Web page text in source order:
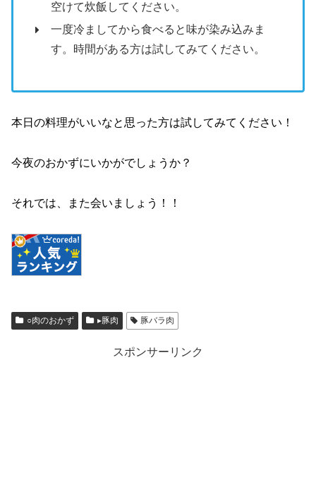
空けて炊飯してください。
一度冷ましてから食べると味が染み込みま
す。時間がある方は試してみてください。
本日の料理がいいなと思った方は試してみてください！
今夜のおかずにいかがでしょうか？
それでは、また会いましょう！！
○肉のおかず ▸豚肉 豚バラ肉
スポンサーリンク